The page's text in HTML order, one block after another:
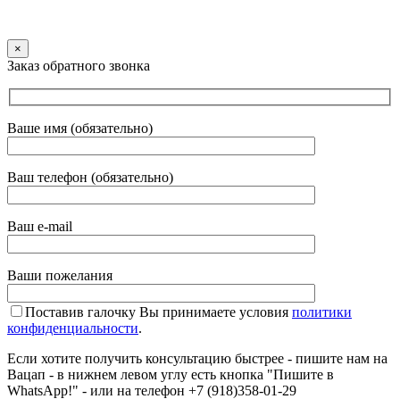
×
Заказ обратного звонка
Ваше имя (обязательно)
Ваш телефон (обязательно)
Ваш e-mail
Ваши пожелания
Поставив галочку Вы принимаете условия политики
конфиденциальности.
Если хотите получить консультацию быстрее - пишите нам на
Вацап - в нижнем левом углу есть кнопка "Пишите в
WhatsApp!" - или на телефон +7 (918)358-01-29